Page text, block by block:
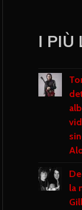
I PIÙ
la